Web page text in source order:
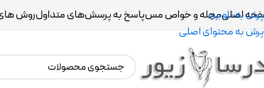
پرش به ناوبری
پرش به محتوای اصلی
اصلیمجله و خواص مسپاسخ به پرسش‌های متداولروش